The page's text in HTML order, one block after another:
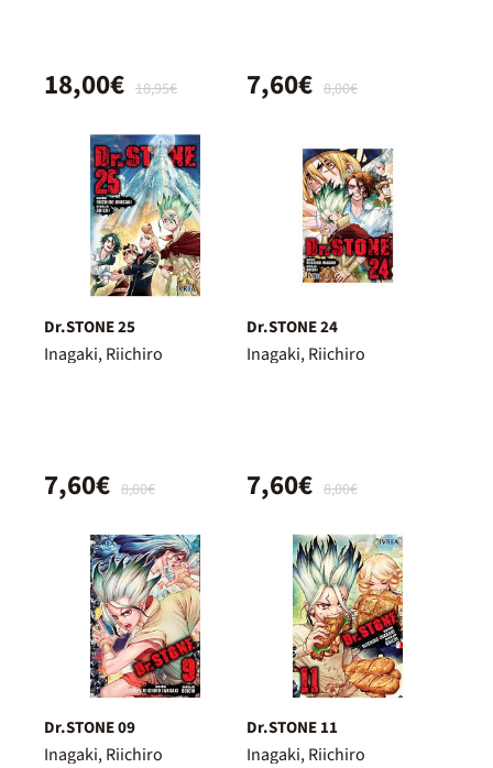
18,95€
18,00€ 8,00€
7,60€
Dr.STONE 25
Inagaki, Riichiro
8,00€
7,60€
Dr.STONE 24
Inagaki, Riichiro
8,00€
7,60€
Dr.STONE 09
Inagaki, Riichiro
Dr.STONE 11
Inagaki, Riichiro